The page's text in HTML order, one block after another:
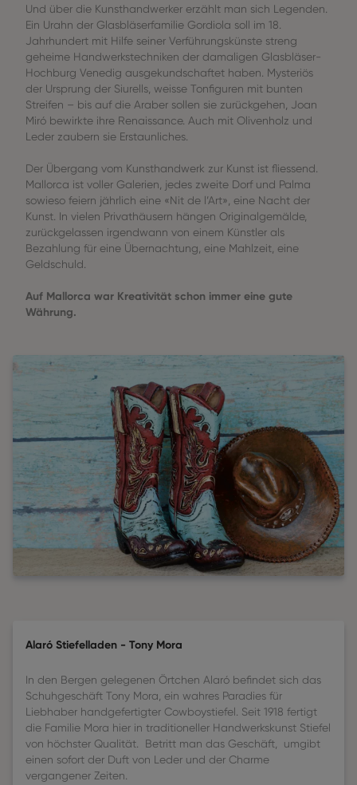
Und über die Kunsthandwerker erzählt man sich Legenden.
Ein Urahn der Glasbläserfamilie Gordiola soll im 18.
Jahrhundert mit Hilfe seiner Verführungskünste streng
geheime Handwerkstechniken der damaligen Glasbläser-
Hochburg Venedig ausgekundschaftet haben. Mysteriös
der Ursprung der Siurells, weisse Tonfiguren mit bunten
Streifen – bis auf die Araber sollen sie zurückgehen, Joan
Miró bewirkte ihre Renaissance. Auch mit Olivenholz und
Leder zaubern sie Erstaunliches.
Der Übergang vom Kunsthandwerk zur Kunst ist fliessend.
Mallorca ist voller Galerien, jedes zweite Dorf und Palma
sowieso feiern jährlich eine «Nit de l’Art», eine Nacht der
Kunst. In vielen Privathäusern hängen Originalgemälde,
zurückgelassen irgendwann von einem Künstler als
Bezahlung für eine Übernachtung, eine Mahlzeit, eine
Geldschuld.
Auf Mallorca war Kreativität schon immer eine gute
Währung.
Alaró Stiefelladen - Tony Mora
In den Bergen gelegenen Örtchen Alaró befindet sich das
Schuhgeschäft Tony Mora, ein wahres Paradies für
Liebhaber handgefertigter Cowboystiefel. Seit 1918 fertigt
die Familie Mora hier in traditioneller Handwerkskunst Stiefel
von höchster Qualität. Betritt man das Geschäft, umgibt
einen sofort der Duft von Leder und der Charme
vergangener Zeiten.